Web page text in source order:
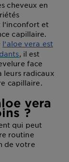
cheveux en
l’inconfort et
capillaire.
l’aloe vera est
, il est
face
leurs radicaux
capillaire.
vera
?
qui peut
routine
de votre